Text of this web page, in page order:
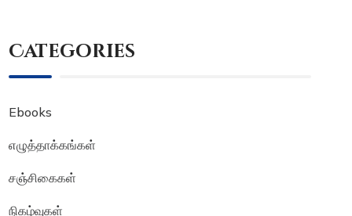
Categories
Ebooks
எழுத்தாக்கங்கள்
சஞ்சிகைகள்
நிகழ்வுகள்